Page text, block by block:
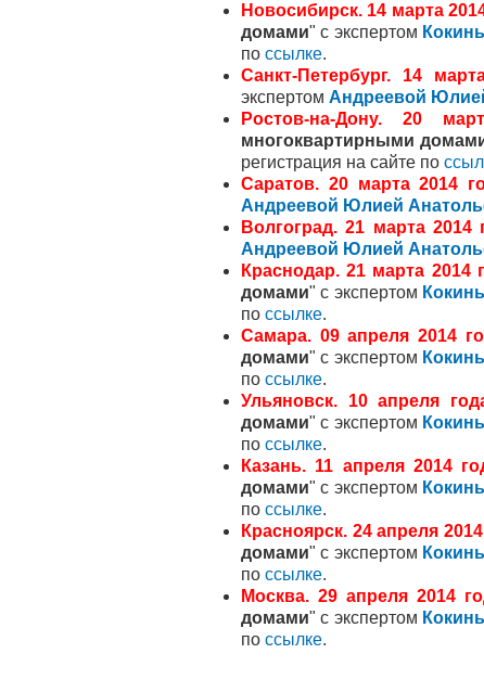
Новосибирск. 14 марта
домами" с экспертом
по ссылке.
Санкт-Петербург. 14
экспертом Андреевой
Ростов-на-Дону. 20
многоквартирными
регистрация на сайте по
Саратов. 20 марта2014
Андреевой Юлией
Волгоград. 21 марта2014
Андреевой Юлией
Краснодар. 21 марта 2014
домами" с экспертом
по ссылке.
Самара. 09 апреля 2014
домами" с экспертом
по ссылке.
Ульяновск. 10 апреля
домами" с экспертом
по ссылке.
Казань. 11 апреля2014
домами" с экспертом
по ссылке.
Красноярск. 24 апреля
домами" с экспертом
по ссылке.
Москва. 29 апреля 2014
домами" с экспертом
по ссылке.